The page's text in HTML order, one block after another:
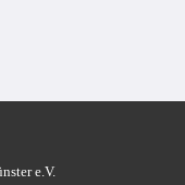
e.V.